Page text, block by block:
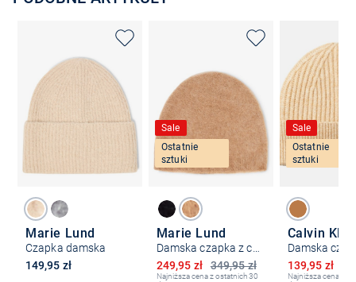
Marie Lund
Czapka damska
149,95 zł
Sale
Ostatnie
sztuki
Marie Lund
349,95 zł
Obniżona cena
249,95 zł
Najniższa cena z ostatnich 30
Sale
Ostatnie
sztuki
Calvin
Obniżona
139,95 zł
Najniższa cena z